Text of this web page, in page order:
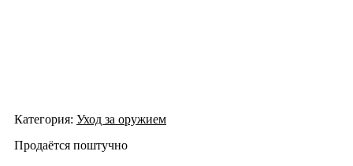
Категория: Уход за оружием
Продаётся поштучно